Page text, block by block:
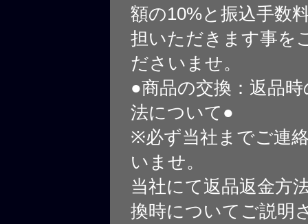
額の10%と振込手数
担いただきます事を
ださいませ。
●商品の交換：返品
法について●
※必ず当社までご連
いませ。
当社にて返品返金方
換時についてご説明